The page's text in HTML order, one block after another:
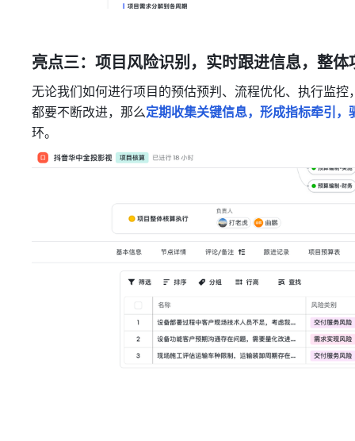
亮点三： 项目风险识别 ，实时跟进信息，整体
无论我们如何进行项目的预估预判、流程优化、执行监
都要不断改进，那么定期收集关键信息，形成指标牵引
环。